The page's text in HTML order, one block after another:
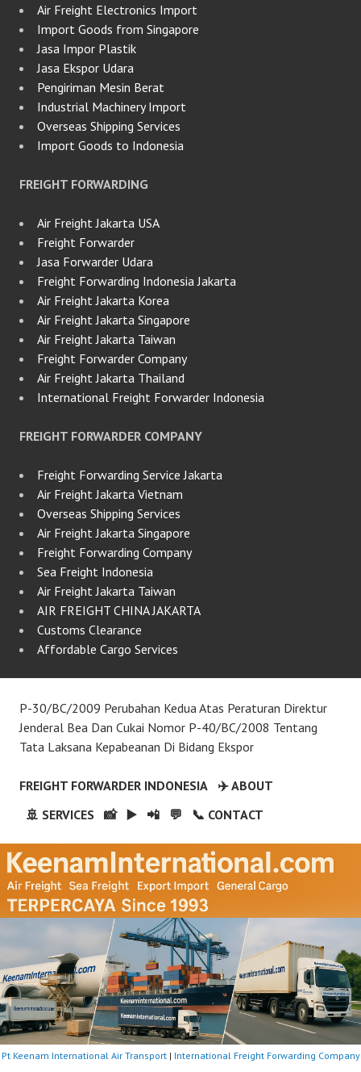
Air Freight Electronics Import
Import Goods from Singapore
Jasa Impor Plastik
Jasa Ekspor Udara
Pengiriman Mesin Berat
Industrial Machinery Import
Overseas Shipping Services
Import Goods to Indonesia
FREIGHT FORWARDING
Air Freight Jakarta USA
Freight Forwarder
Jasa Forwarder Udara
Freight Forwarding Indonesia Jakarta
Air Freight Jakarta Korea
Air Freight Jakarta Singapore
Air Freight Jakarta Taiwan
Freight Forwarder Company
Air Freight Jakarta Thailand
International Freight Forwarder Indonesia
FREIGHT FORWARDER COMPANY
Freight Forwarding Service Jakarta
Air Freight Jakarta Vietnam
Overseas Shipping Services
Air Freight Jakarta Singapore
Freight Forwarding Company
Sea Freight Indonesia
Air Freight Jakarta Taiwan
AIR FREIGHT CHINA JAKARTA
Customs Clearance
Affordable Cargo Services
P-30/BC/2009 Perubahan Kedua Atas Peraturan Direktur
Jenderal Bea Dan Cukai Nomor P-40/BC/2008 Tentang
Tata Laksana Kepabeanan Di Bidang Ekspor
FREIGHT FORWARDER INDONESIA
✈️ ABOUT
🚢 SERVICES
📸 ▶️ 📲 💬 📞 CONTACT
Pt Keenam International Air Transport| International Freight Forwarding Company